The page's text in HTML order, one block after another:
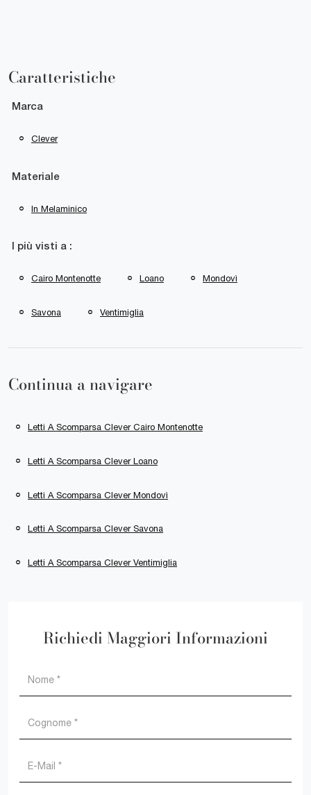
Caratteristiche
Marca
Clever
Materiale
In Melaminico
I più visti a :
Cairo Montenotte Loano Mondovì
Savona Ventimiglia
Continua a navigare
Letti A Scomparsa Clever Cairo Montenotte
Letti A Scomparsa Clever Loano
Letti A Scomparsa Clever Mondovì
Letti A Scomparsa Clever Savona
Letti A Scomparsa Clever Ventimiglia
Richiedi Maggiori Informazioni